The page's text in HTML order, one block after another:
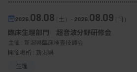
2026. 08.08（土） - 2026. 08.09（日）
臨床生理部門 超音波分野研修会
主催 : 新潟県臨床検査技師会
開催場所 : 新潟県
生理